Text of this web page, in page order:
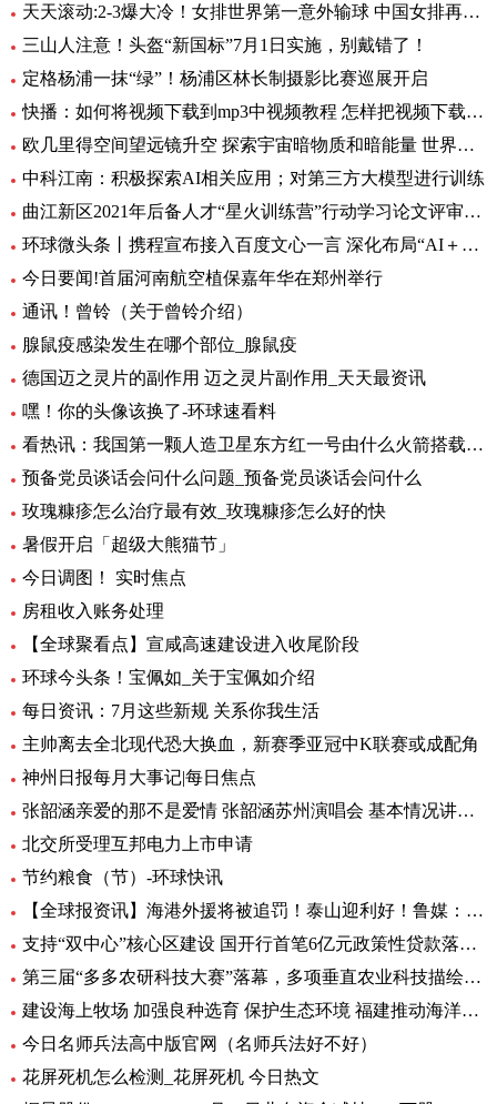
天天滚动:2-3爆大冷！女排世界第一意外输球 中国女排再获好消息
三山人注意！头盔“新国标”7月1日实施，别戴错了！
定格杨浦一抹“绿”！杨浦区林长制摄影比赛巡展开启
快播：如何将视频下载到mp3中视频教程 怎样把视频下载到MP3里呢
欧几里得空间望远镜升空 探索宇宙暗物质和暗能量 世界资讯
中科江南：积极探索AI相关应用；对第三方大模型进行训练
曲江新区2021年后备人才“星火训练营”行动学习论文评审会暨结训仪式圆满举办|全球要闻
环球微头条丨携程宣布接入百度文心一言 深化布局“AI＋旅行”应用
今日要闻!首届河南航空植保嘉年华在郑州举行
通讯！曾铃（关于曾铃介绍）
腺鼠疫感染发生在哪个部位_腺鼠疫
德国迈之灵片的副作用 迈之灵片副作用_天天最资讯
嘿！你的头像该换了-环球速看料
看热讯：我国第一颗人造卫星东方红一号由什么火箭搭载_我国第一颗人造卫星
预备党员谈话会问什么问题_预备党员谈话会问什么
玫瑰糠疹怎么治疗最有效_玫瑰糠疹怎么好的快
暑假开启「超级大熊猫节」
今日调图！ 实时焦点
房租收入账务处理
【全球聚看点】宣咸高速建设进入收尾阶段
环球今头条！宝佩如_关于宝佩如介绍
每日资讯：7月这些新规 关系你我生活
主帅离去全北现代恐大换血，新赛季亚冠中K联赛或成配角
神州日报每月大事记|每日焦点
张韶涵亲爱的那不是爱情 张韶涵苏州演唱会 基本情况讲解_天天通讯
北交所受理互邦电力上市申请
节约粮食（节）-环球快讯
【全球报资讯】海港外援将被追罚！泰山迎利好！鲁媒：足协不罚他，规则也不允许
支持“双中心”核心区建设 国开行首笔6亿元政策性贷款落地-天天亮点
第三届“多多农研科技大赛”落幕，多项垂直农业科技描绘未来农业图景
建设海上牧场 加强良种选育 保护生态环境 福建推动海洋渔业高质量发展（高质量发展调研行）
今日名师兵法高中版官网（名师兵法好不好）
花屏死机怎么检测_花屏死机 今日热文